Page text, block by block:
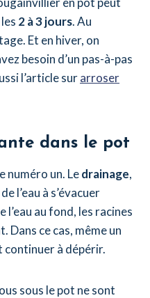
2 à 3 jours. Au
Et en hiver, on
besoin d’un pas-à-pas
l’article surarroser
dans le pot
numéro un. Ledrainage,
l’eau à s’évacuer
au fond, les racines
Dans ce cas, même un
continuer à dépérir.
sous le pot ne sont